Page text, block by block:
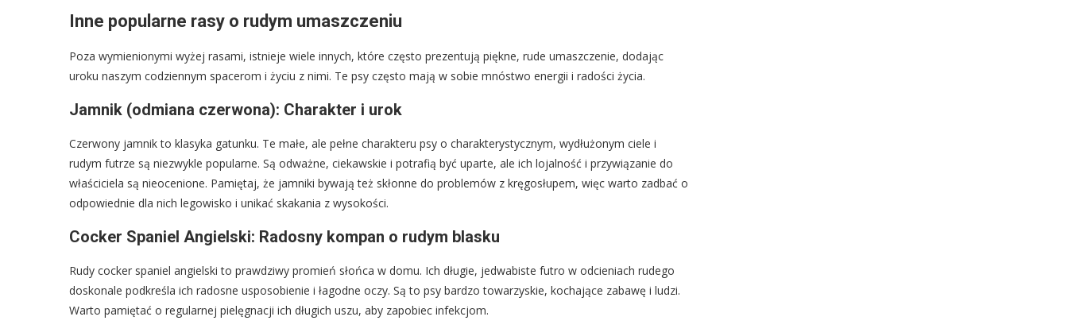
Inne popularne rasy o rudym umaszczeniu
Poza wymienionymi wyżej rasami, istnieje wiele innych, które często prezentują piękne, rude umaszczenie, dodając
uroku naszym codziennym spacerom i życiu z nimi. Te psy często mają w sobie mnóstwo energii i radości życia.
Jamnik (odmiana czerwona): Charakter i urok
Czerwony jamnik to klasyka gatunku. Te małe, ale pełne charakteru psy o charakterystycznym, wydłużonym ciele i
rudym futrze są niezwykle popularne. Są odważne, ciekawskie i potrafią być uparte, ale ich lojalność i przywiązanie do
właściciela są nieocenione. Pamiętaj, że jamniki bywają też skłonne do problemów z kręgosłupem, więc warto zadbać o
odpowiednie dla nich legowisko i unikać skakania z wysokości.
Cocker Spaniel Angielski: Radosny kompan o rudym blasku
Rudy cocker spaniel angielski to prawdziwy promień słońca w domu. Ich długie, jedwabiste futro w odcieniach rudego
doskonale podkreśla ich radosne usposobienie i łagodne oczy. Są to psy bardzo towarzyskie, kochające zabawę i ludzi.
Warto pamiętać o regularnej pielęgnacji ich długich uszu, aby zapobiec infekcjom.